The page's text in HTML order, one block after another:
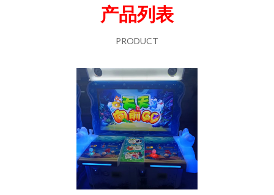
产品列表
PRODUCT